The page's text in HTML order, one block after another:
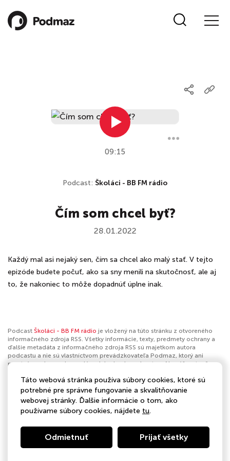
09:15
Podcast: Školáci - BB FM rádio
Čím som chcel byť?
28.01.2022
Každý mal asi nejaký sen, čím sa chcel ako malý stať. V tejto
epizóde budete počuť, ako sa sny menili na skutočnosť, ale aj
to, že nakoniec to môže dopadnúť úplne inak.
Podcast Školáci - BB FM rádio je vložený na túto stránku z otvoreného
informačného zdroja RSS. Všetky informácie, texty, predmety ochrany a
ďalšie metadáta z informačného zdroja RSS sú majetkom autora
podcastu a nie sú vlastníctvom prevádzkovateľa Podmaz, ktorý ani
nevytvára ani nezodpovedá za ich obsah podcastov. Ak máš za to, že
nahlásiť obsah. Ak je toto tvoj podcast a chceš získať kontrolu nad týmto
profilomklikni sem.
Autor:BB FM rádio
Kategórie:
Táto webová stránka používa súbory cookies, ktoré sú
potrebné pre správne fungovanie a skvalitňovanie
webovej stránky. Ďalšie informácie o tom, ako
používame súbory cookies, nájdete tu.
Odmietnuť Prijať všetky